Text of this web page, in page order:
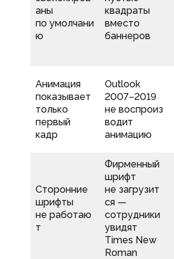
аны
по умолчани
ю
квадраты
вместо
баннеров
Анимация
показывает
только
первый
кадр
Outlook
2007–2019
не воспроиз
водит
анимацию
Сторонние
шрифты
не работаю
т
Фирменный
шрифт
не загрузит
ся —
сотрудники
увидят
Times New
Roman